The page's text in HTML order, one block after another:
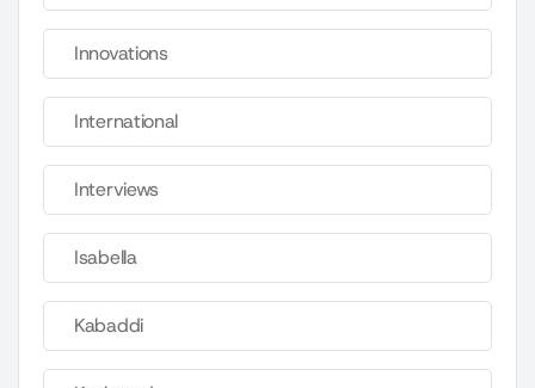
Innovations
International
Interviews
Isabella
Kabaddi